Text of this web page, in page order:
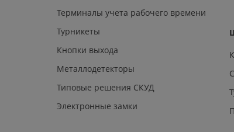
Терминалы учета рабочего времени
Турникеты
Кнопки выхода
Металлодетекторы
Типовые решения СКУД
Электронные замки